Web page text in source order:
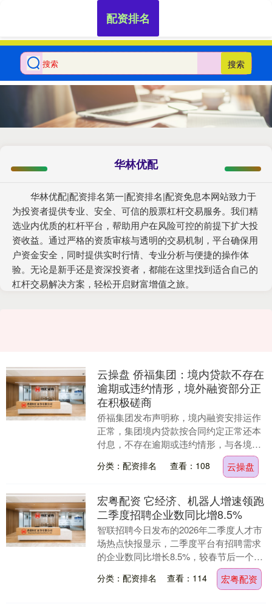
搜索
华林优配
华林优配|配资排名第一|配资排名|配资免息本网站致力于
为投资者提供专业、安全、可信的股票杠杆交易服务。我们精
选业内优质的杠杆平台，帮助用户在风险可控的前提下扩大投
资收益。通过严格的资质审核与透明的交易机制，平台确保用
户资金安全，同时提供实时行情、专业分析与便捷的操作体
验。无论是新手还是资深投资者，都能在这里找到适合自己的
杠杆交易解决方案，轻松开启财富增值之旅。
配资排名
云操盘 侨福集团：境内贷款不存在
逾期或违约情形，境外融资部分正
在积极磋商
侨福集团发布声明称，境内融资安排运作
正常，集团境内贷款按合同约定正常还本
付息，不存在逾期或违约情形，与各境内
银行的融资关系保持稳定。境外融资部分
正在积极磋商；集....
分类：配资排名 查看：108 云操盘
宏粤配资 它经济、机器人增速领跑
二季度招聘企业数同比增8.5%
智联招聘今日发布的2026年二季度人才市
场热点快报显示，二季度平台有招聘需求
的企业数同比增长8.5%，较春节后一个月
7.4%的增速进一步走高。招聘市场呈现新
质产....
分类：配资排名 查看：114 宏粤配资